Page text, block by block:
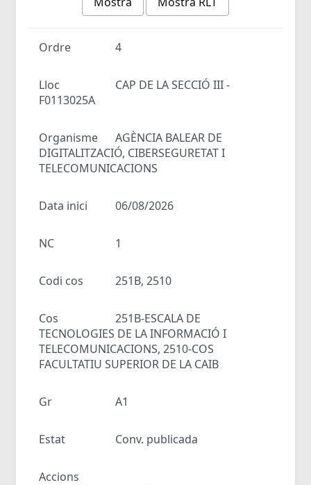
Ordre 4
Lloc
CAP DE LA SECCIÓ III -
F0113025A
Organisme
AGÈNCIA BALEAR DE
DIGITALITZACIÓ, CIBERSEGURETAT I
TELECOMUNICACIONS
Data inici 06/08/2026
NC 1
Codi cos 251B, 2510
Cos
251B-ESCALA DE
TECNOLOGIES DE LA INFORMACIÓ I
TELECOMUNICACIONS, 2510-COS
FACULTATIU SUPERIOR DE LA CAIB
Gr A1
Estat Conv. publicada
Accions